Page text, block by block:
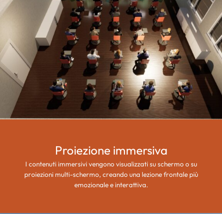
Proiezione immersiva
I contenuti immersivi vengono visualizzati su schermo o su
proiezioni multi-schermo, creando una lezione frontale più
emozionale e interattiva.